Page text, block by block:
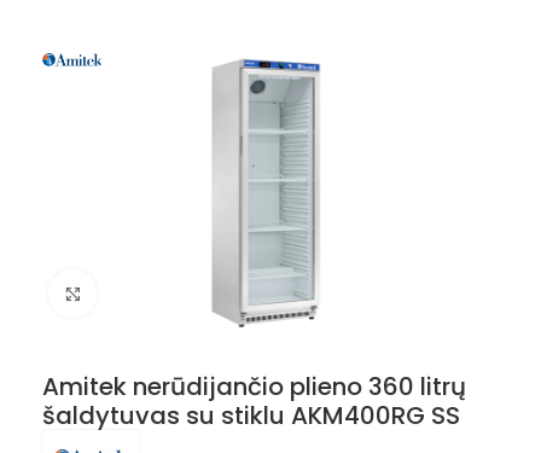
Nuotraukos padidinimas
Amitek nerūdijančio plieno 360 litrų
šaldytuvas su stiklu AKM400RG SS